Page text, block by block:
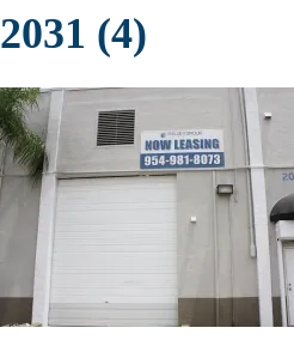
2031 (4)